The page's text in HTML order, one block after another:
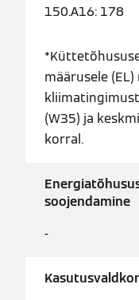
150.A16: 178
määrusele
(W35) ja
korral.
soojendamine
-